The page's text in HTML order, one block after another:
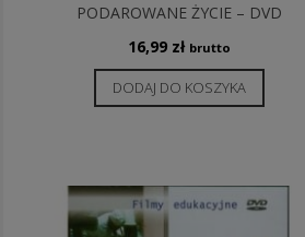
PODAROWANE ŻYCIE – DVD
16,99 zł brutto
DODAJ DO KOSZYKA